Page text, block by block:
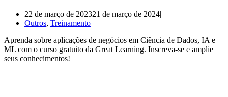
22 de março de 202321 de março de 2024
Outros, Treinamento
Aprenda sobre aplicações de negócios em Ciência de Dados, IA e
ML com o curso gratuito da Great Learning. Inscreva-se e amplie
seus conhecimentos!